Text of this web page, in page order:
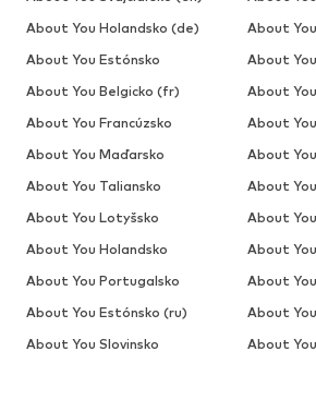
About You Holandsko (de)
About
About You Estónsko
About
About You Belgicko (fr)
About
About You Francúzsko
About
About You Maďarsko
About
About You Taliansko
About
About You Lotyšsko
About
About You Holandsko
About
About You Portugalsko
About
About You Estónsko (ru)
About
About You Slovinsko
About